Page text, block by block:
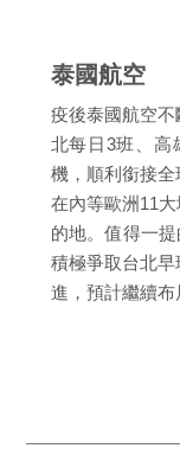
泰國航空
疫後泰國航空
北每日3班、高
機，順利銜接
在內等歐洲11
的地。值得一
積極爭取台北早
進，預計繼續布